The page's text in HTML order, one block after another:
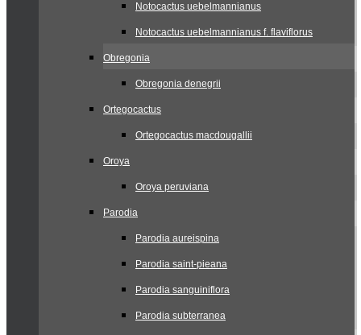
Notocactus uebelmannianus
Notocactus uebelmannianus f. flaviflorus
Obregonia
Obregonia denegrii
Ortegocactus
Ortegocactus macdougallii
Oroya
Oroya peruviana
Parodia
Parodia aureispina
Parodia saint-pieana
Parodia sanguiniflora
Parodia subterranea